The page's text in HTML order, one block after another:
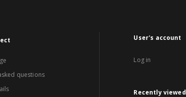
questions
User's account
Log in
Recently viewed